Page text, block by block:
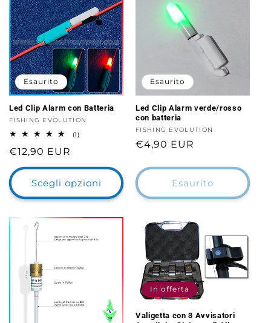
Esaurito
Led Clip Alarm con Batteria
Fornitore:
FISHING EVOLUTION
(1)1
Prezzo
di
listino
€12,90 EUR
Scegli opzioni
Esaurito
Led Clip Alarm verde/rosso
con batteria
Fornitore:
FISHING EVOLUTION
Prezzo
listino
€4,90 EUR
Esaurito
In offerta
Valigetta con 3 Avvisatori